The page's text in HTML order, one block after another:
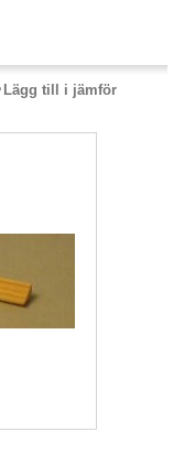
Lägg till i jämför